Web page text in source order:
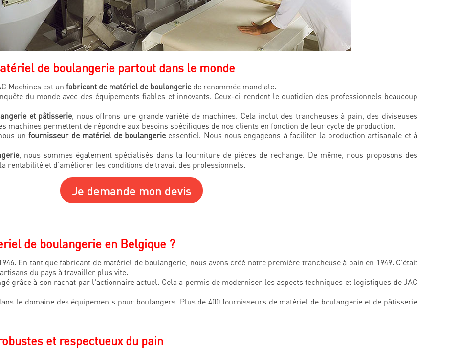
de boulangerie partout dans le monde
Machines est un fabricant de matériel de boulangerie de renommée mondiale.
du monde avec des équipements fiables et innovants. Ceux-ci rendent le quotidien des professionnels beaucoup
et pâtisserie , nous offrons une grande variété de machines. Cela inclut des trancheuses à pain, des diviseuses
machines permettent de répondre aux besoins spécifiques de nos clients en fonction de leur cycle de production.
unfournisseur de matériel de boulangerie essentiel. Nous nous engageons à faciliter la production artisanale et à
, nous sommes également spécialisés dans la fourniture de pièces de rechange. De même, nous proposons des
rentabilité et d’améliorer les conditions de travail des professionnels.
Je demande mon devis
de boulangerie en Belgique ?
En tant que fabricant de matériel de boulangerie, nous avons créé notre première trancheuse à pain en 1949. C'était
du pays à travailler plus vite.
grâce à son rachat par l'actionnaire actuel. Cela a permis de moderniser les aspects techniques et logistiques de JAC
le domaine des équipements pour boulangers. Plus de 400 fournisseurs de matériel de boulangerie et de pâtisserie
et respectueux du pain